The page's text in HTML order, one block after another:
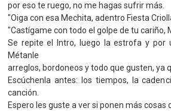
por eso te ruego, no me hagas sufrir más.
"Oiga con esa Mechita, adentro Fiesta
"Castígame con todo el golpe de tu cariño,
Se repite el Intro, luego la estrofa y por
Métanle
arreglos, bordoneos y todo que gusten, ya
Escúchenla antes: los tiempos, la
canción.
Espero les guste a ver si ponen más cosas